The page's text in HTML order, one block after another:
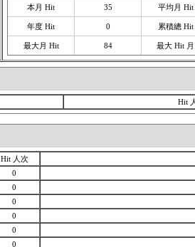
本月 Hit 35 平均月 Hit
年度 Hit 0 累積總 Hit
最大月 Hit 84 最大 Hit 月
Hit
Hit 人次
0
0
0
0
0
0